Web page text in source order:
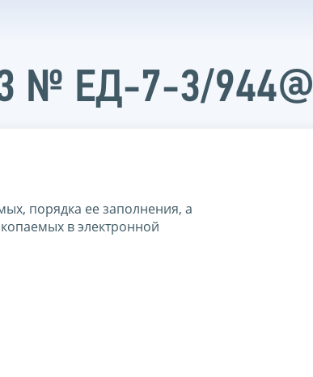
№ ЕД-7-3/944@
порядка ее заполнения, а
в электронной